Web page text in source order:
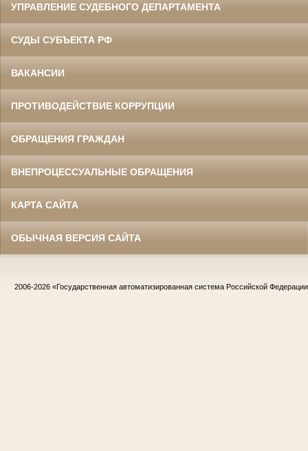
УПРАВЛЕНИЕ СУДЕБНОГО ДЕПАРТАМЕНТА
СУДЫ СУБЪЕКТА РФ
ВАКАНСИИ
ПРОТИВОДЕЙСТВИЕ КОРРУПЦИИ
ОБРАЩЕНИЯ ГРАЖДАН
ВНЕПРОЦЕССУАЛЬНЫЕ ОБРАЩЕНИЯ
КАРТА САЙТА
ОБЫЧНАЯ ВЕРСИЯ САЙТА
2006-2026 «Государственная автоматизированная система Российской